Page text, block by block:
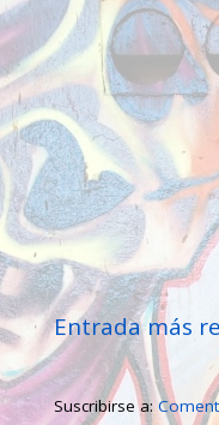
Entrada más
Suscribirse a: